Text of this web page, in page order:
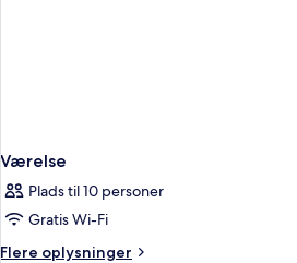
Værelse
Plads til 10 personer
Gratis Wi-Fi
Flere oplysninger
Flere